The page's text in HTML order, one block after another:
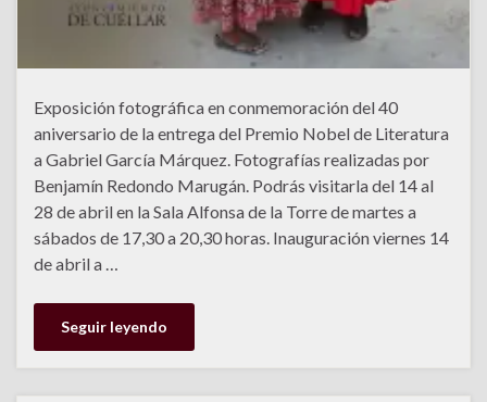
Exposición fotográfica en conmemoración del 40
aniversario de la entrega del Premio Nobel de Literatura
a Gabriel García Márquez. Fotografías realizadas por
Benjamín Redondo Marugán. Podrás visitarla del 14 al
28 de abril en la Sala Alfonsa de la Torre de martes a
sábados de 17,30 a 20,30 horas. Inauguración viernes 14
de abril a …
Seguir leyendo